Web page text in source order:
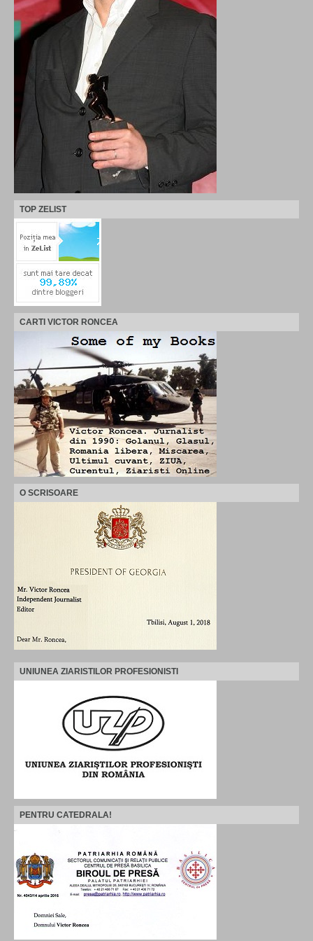
TOP ZELIST
CARTI VICTOR RONCEA
O SCRISOARE
UNIUNEA ZIARISTILOR PROFESIONISTI
PENTRU CATEDRALA!